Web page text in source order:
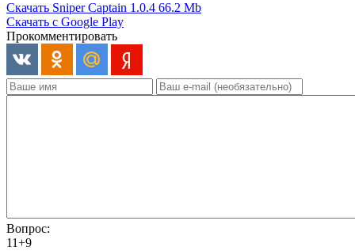
Скачать Sniper Captain 1.0.4 66.2 Mb
Скачать с Google Play
Прокомментировать
Вопрос:
11+9